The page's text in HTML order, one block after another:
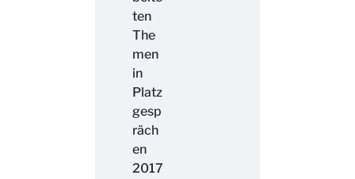
ten
The
men
in
Platz
gesp
räch
en
2017